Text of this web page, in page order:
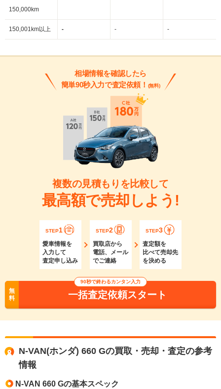
150,000km
150,001km以上 - - -
相場情報を確認したら
簡単90秒入力で査定依頼！ (無料)
複数の見積もりを比較して
最高額で売却しよう!
STEP1
愛車情報を
入力して
査定申し込み
STEP2
買取店から
電話、メール
でご連絡
STEP3
査定額を
比べて売却先
を決める
無
料
90秒で終わるカンタン入力
一括査定依頼スタート
N-VAN(ホンダ) 660 Gの買取・売却・査定の参考
情報
N-VAN 660 Gの基本スペック